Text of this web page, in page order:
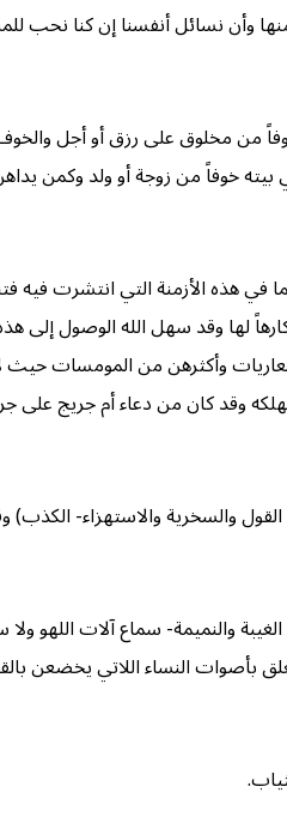
وأن نسائل أنفسنا إن كنا نحب
من مخلوق على رزق أو أجل
بيته خوفاً من زوجة أو ولد وكمن
في هذه الأزمنة التي انتشرت
لها وقد سهل الله الوصول إلى هذه
وأكثرهن من المومسات
كان من دعاء أم جريج على
والسخرية والاستهزاء-
والنميمة- سماع آلات اللهو
بأصوات النساء اللاتي يخضعن